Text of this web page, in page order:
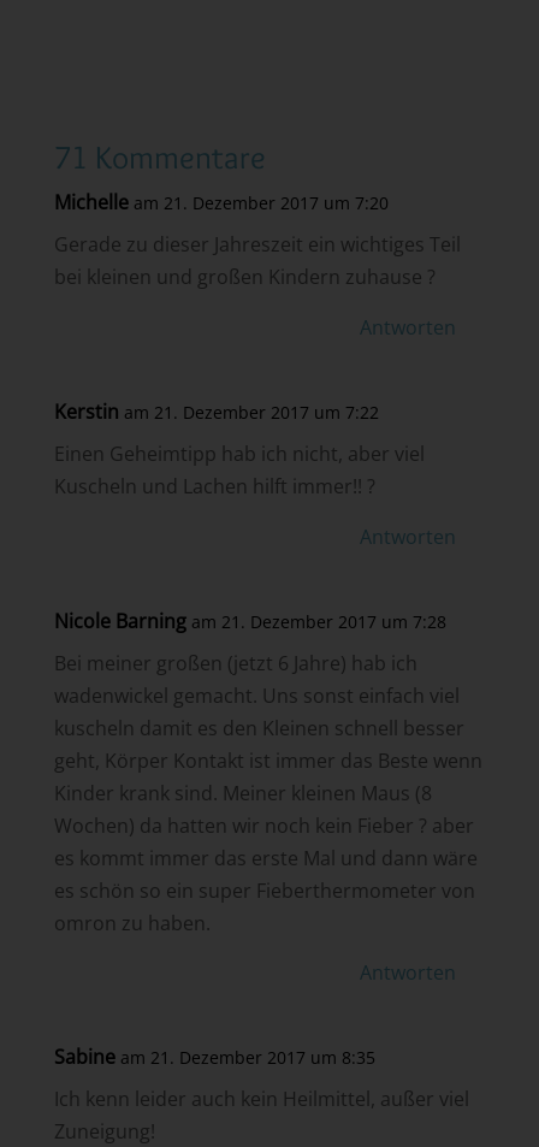
71 Kommentare
Michelle am 21. Dezember 2017 um 7:20
Gerade zu dieser Jahreszeit ein wichtiges Teil
bei kleinen und großen Kindern zuhause ?
Antworten
Kerstin am 21. Dezember 2017 um 7:22
Einen Geheimtipp hab ich nicht, aber viel
Kuscheln und Lachen hilft immer!! ?
Antworten
Nicole Barning am 21. Dezember 2017 um 7:28
Bei meiner großen (jetzt 6 Jahre) hab ich
wadenwickel gemacht. Uns sonst einfach viel
kuscheln damit es den Kleinen schnell besser
geht, Körper Kontakt ist immer das Beste wenn
Kinder krank sind. Meiner kleinen Maus (8
Wochen) da hatten wir noch kein Fieber ? aber
es kommt immer das erste Mal und dann wäre
es schön so ein super Fieberthermometer von
omron zu haben.
Antworten
Sabine am 21. Dezember 2017 um 8:35
Ich kenn leider auch kein Heilmittel, außer viel
Zuneigung!